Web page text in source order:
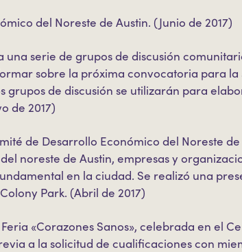
del Noreste de Austin. (Junio de 2017)
serie de grupos de discusión
sobre la próxima convocatoria para
grupos de discusión se utilizarán para
de 2017)
de Desarrollo Económico del Noreste
noreste de Austin, empresas y
en la ciudad. Se realizó una
Park. (Abril de 2017)
«Corazones Sanos», celebrada en el
a la solicitud de cualificaciones con